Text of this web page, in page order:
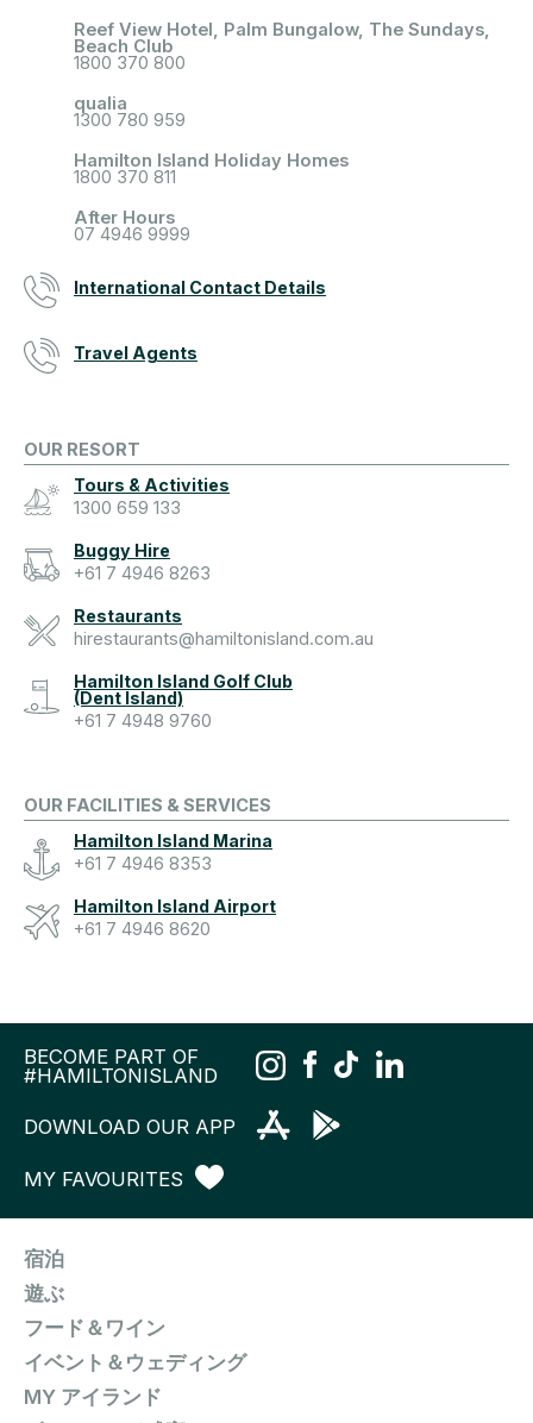
Reef View Hotel, Palm Bungalow, The Sundays,
Beach Club
1800 370 800
qualia
1300 780 959
Hamilton Island Holiday Homes
1800 370 811
After Hours
07 4946 9999
International Contact Details
Travel Agents
OUR RESORT
Tours & Activities
1300 659 133
Buggy Hire
+61 7 4946 8263
Restaurants
hirestaurants@hamiltonisland.com.au
Hamilton Island Golf Club
(Dent Island)
+61 7 4948 9760
OUR FACILITIES & SERVICES
Hamilton Island Marina
+61 7 4946 8353
Hamilton Island Airport
+61 7 4946 8620
BECOME PART OF
#HAMILTONISLAND
DOWNLOAD OUR APP
MY FAVOURITES
宿泊
遊ぶ
フード＆ワイン
イベント＆ウェディング
MY アイランド